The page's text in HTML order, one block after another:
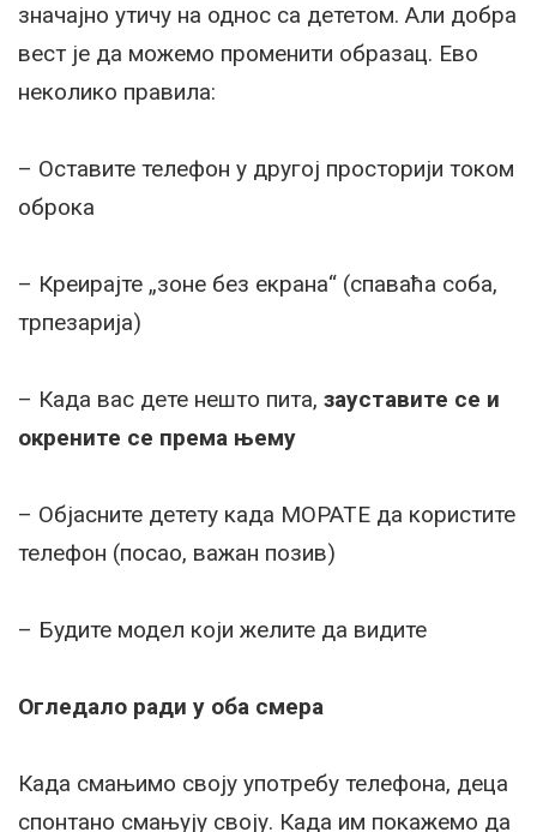
значајно утичу на однос са дететом. Али добра
вест је да можемо променити образац. Ево
неколико правила:
– Оставите телефон у другој просторији током
оброка
– Креирајте „зоне без екрана“ (спаваћа соба,
трпезарија)
– Када вас дете нешто пита, зауставите се и
окрените се према њему
– Објасните детету када МОРАТЕ да користите
телефон (посао, важан позив)
– Будите модел који желите да видите
Огледало ради у оба смера
Када смањимо своју употребу телефона, деца
спонтано смањују своју. Када им покажемо да